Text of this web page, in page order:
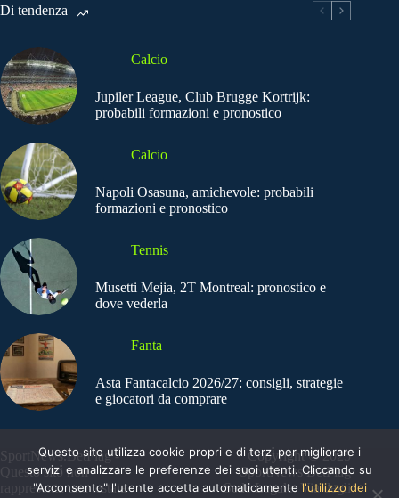
Di tendenza
Calcio
Jupiler League, Club Brugge Kortrijk:
probabili formazioni e pronostico
Calcio
Napoli Osasuna, amichevole: probabili
formazioni e pronostico
Tennis
Musetti Mejia, 2T Montreal: pronostico e
dove vederla
Fanta
Asta Fantacalcio 2026/27: consigli, strategie
e giocatori da comprare
SportNews.BetFlag -
Questo sito non
rappresenta una testata
Copyright © 2025
SportNews BetFlag
Sede Legale: Via degli
Questo sito utilizza cookie propri e di terzi per migliorare i
servizi e analizzare le preferenze dei suoi utenti. Cliccando su
"Acconsento" l'utente accetta automaticamente l'utilizzo dei